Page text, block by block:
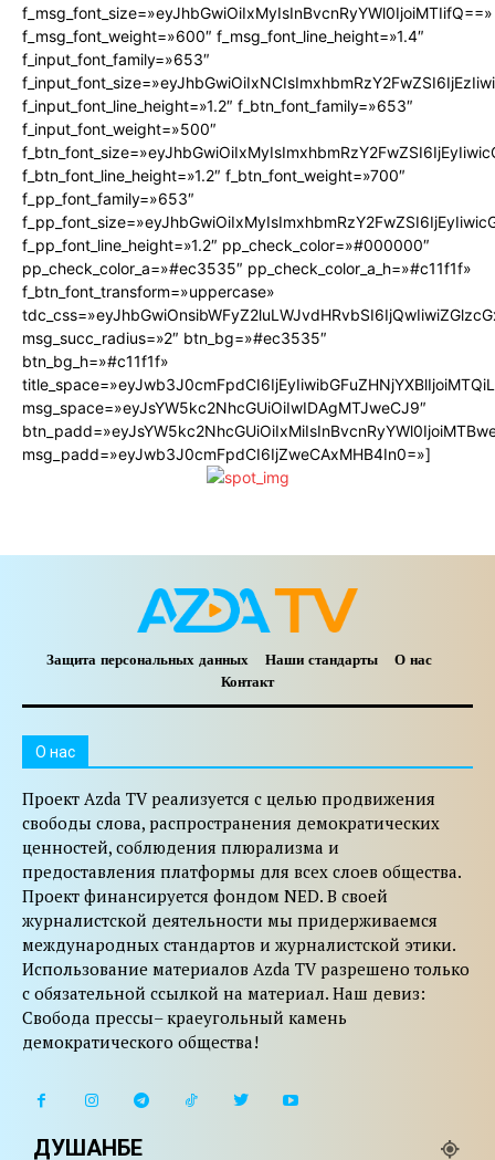
f_msg_font_size=»eyJhbGwiOiIxMyIsInBvcnRyYWl0IjoiMTIifQ==»
f_msg_font_weight=»600″ f_msg_font_line_height=»1.4″
f_input_font_family=»653″
f_input_font_line_height=»1.2″ f_btn_font_family=»653″
f_input_font_weight=»500″
f_btn_font_line_height=»1.2″ f_btn_font_weight=»700″
f_pp_font_family=»653″
f_pp_font_line_height=»1.2″ pp_check_color=»#000000″
pp_check_color_a=»#ec3535″ pp_check_color_a_h=»#c11f1f»
f_btn_font_transform=»uppercase»
msg_succ_radius=»2″ btn_bg=»#ec3535″
btn_bg_h=»#c11f1f»
msg_space=»eyJsYW5kc2NhcGUiOiIwIDAgMTJweCJ9″
msg_padd=»eyJwb3J0cmFpdCI6IjZweCAxMHB4In0=»]
Защита персональных данных Наши стандарты
О нас
Контакт
O нас
Проект Azda TV реализуется с целью продвижения
свободы слова, распространения демократических
ценностей, соблюдения плюрализма и
предоставления платформы для всех слоев общества.
Проект финансируется фондом NED. В своей
журналистской деятельности мы придерживаемся
международных стандартов и журналистской этики.
Использование материалов Azda TV разрешено только
с обязательной ссылкой на материал. Наш девиз:
Свобода прессы– краеугольный камень
демократического общества!
ДУШАНБЕ